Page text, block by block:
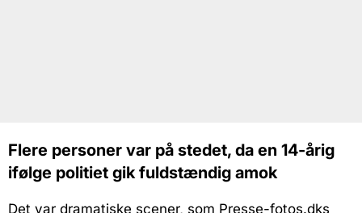
Flere personer var på stedet, da en 14-årig
ifølge politiet gik fuldstændig amok
Det var dramatiske scener, som Presse-fotos.dks